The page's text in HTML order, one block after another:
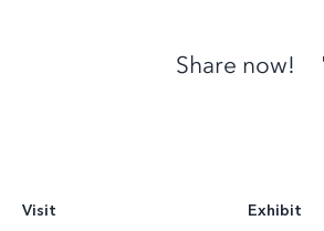
Share now!
Visit
Exhibit